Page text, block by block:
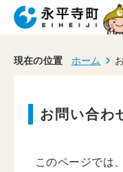
現在の位置 ホーム
お問い合わ
このページでは